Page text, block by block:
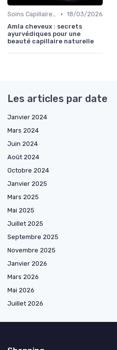
Soins Capillaires Bio • 18/03/2026
Amla cheveux : secrets
ayurvédiques pour une
beauté capillaire naturelle
Les articles par date
Janvier 2024
Mars 2024
Juin 2024
Août 2024
Octobre 2024
Janvier 2025
Mars 2025
Mai 2025
Juillet 2025
Septembre 2025
Novembre 2025
Janvier 2026
Mars 2026
Mai 2026
Juillet 2026